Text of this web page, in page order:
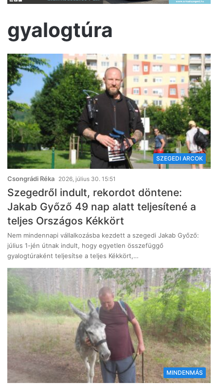
gyalogtúra
SZEGEDI ARCOK
Csongrádi Réka 2026, július 30. 15:51
Szegedről indult, rekordot döntene:
Jakab Győző 49 nap alatt teljesítené a
teljes Országos Kékkört
Nem mindennapi vállalkozásba kezdett a szegedi Jakab Győző:
július 1-jén útnak indult, hogy egyetlen összefüggő
gyalogtúraként teljesítse a teljes Kékkört,…
MINDENMÁS